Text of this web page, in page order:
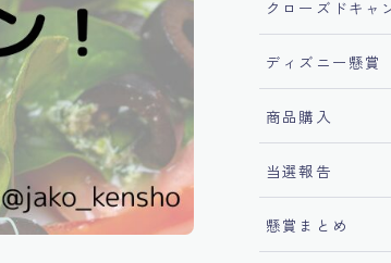
クローズドキャ
ディズニー懸賞
商品購入
当選報告
懸賞まとめ